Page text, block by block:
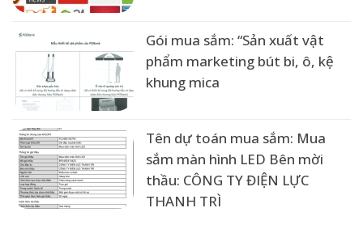
Gói mua sắm: “Sản xuất vật
phẩm marketing bút bi, ô, kệ
khung mica
Tên dự toán mua sắm: Mua
sắm màn hình LED Bên mời
thầu: CÔNG TY ĐIỆN LỰC
THANH TRÌ